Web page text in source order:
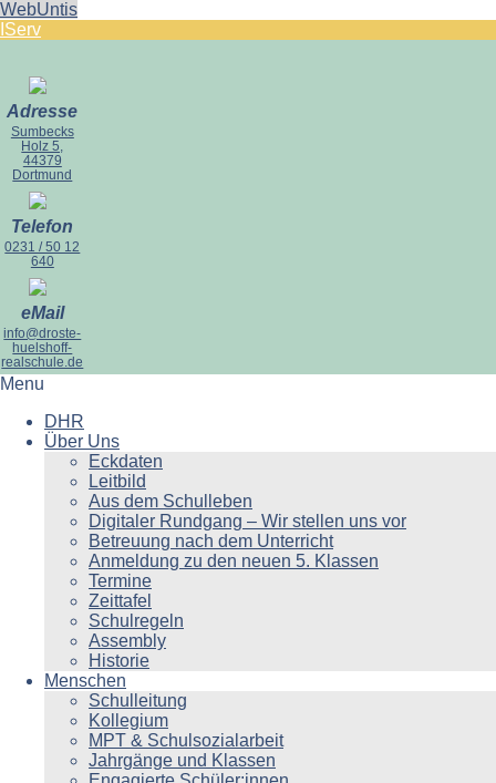
WebUntis
IServ
Adresse
Sumbecks
Holz 5,
44379
Dortmund
Telefon
0231 / 50 12
640
eMail
info@droste-
huelshoff-
realschule.de
Menu
DHR
Über Uns
Eckdaten
Leitbild
Aus dem Schulleben
Digitaler Rundgang – Wir stellen uns vor
Betreuung nach dem Unterricht
Anmeldung zu den neuen 5. Klassen
Termine
Zeittafel
Schulregeln
Assembly
Historie
Menschen
Schulleitung
Kollegium
MPT & Schulsozialarbeit
Jahrgänge und Klassen